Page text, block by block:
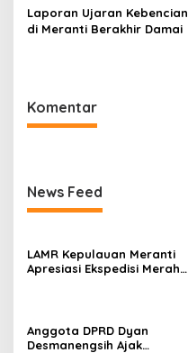
Koperasi & UMKM
Laporan Ujaran Kebencian
di Meranti Berakhir Damai
Komentar
News Feed
LAMR Kepulauan Meranti
Apresiasi Ekspedisi Merah
Anggota DPRD Dyan
Desmanengsih Ajak